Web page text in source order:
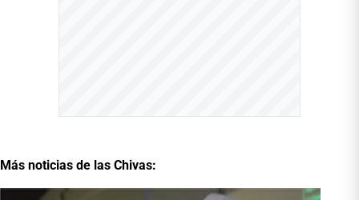
Más noticias de las Chivas: